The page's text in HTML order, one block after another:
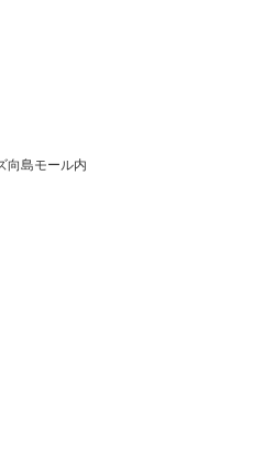
向島モール内